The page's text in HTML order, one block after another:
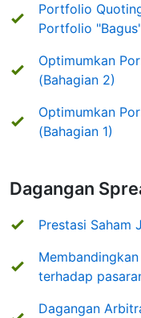
Portfolio
Portfolio
Optimumkan
(Bahagian 2)
Optimumkan
(Bahagian 1)
Dagangan
Prestasi Saham
terhadap
Dagangan